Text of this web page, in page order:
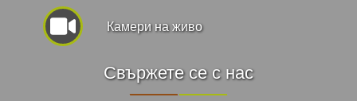
Камери на живо
Свържете се с нас